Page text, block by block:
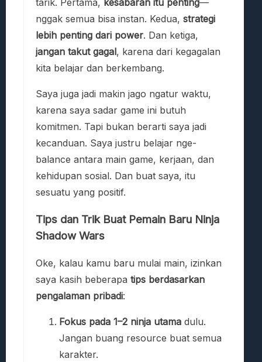
nggak semua bisa instan. Kedua, strategi
lebih penting dari power. Dan ketiga,
jangan takut gagal, karena dari kegagalan
kita belajar dan berkembang.
Saya juga jadi makin jago ngatur waktu,
karena saya sadar game ini butuh
komitmen. Tapi bukan berarti saya jadi
kecanduan. Saya justru belajar nge-
balance antara main game, kerjaan, dan
kehidupan sosial. Dan buat saya, itu
sesuatu yang positif.
Tips dan Trik Buat Pemain Baru Ninja
Shadow Wars
Oke, kalau kamu baru mulai main, izinkan
saya kasih beberapa tips berdasarkan
pengalaman pribadi:
Fokus pada 1–2 ninja utama dulu.
Jangan buang resource buat semua
karakter.